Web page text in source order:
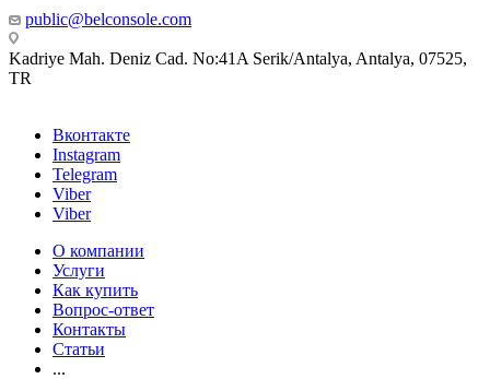
public@belconsole.com
Kadriye Mah. Deniz Cad. No:41A Serik/Antalya, Antalya, 07525,
TR
Вконтакте
Instagram
Telegram
Viber
Viber
О компании
Услуги
Как купить
Вопрос-ответ
Контакты
Статьи
...